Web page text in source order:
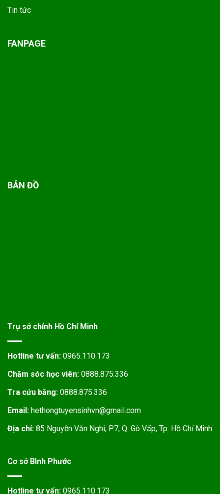
Tin tức
FANPAGE
BẢN ĐỒ
Trụ sở chính Hồ Chí Minh
Hotline tư vấn: 0965.110.173
Chăm sóc học viên: 0888.875.336
Tra cứu bằng: 0888.875.336
Email: hethongtuyensinhvn@gmail.com
Địa chỉ: 85 Nguyễn Văn Nghi, P.7, Q. Gò Vấp, Tp. Hồ Chí Minh
Cơ sở Bình Phước
Hotline tư vấn: 0965.110.173